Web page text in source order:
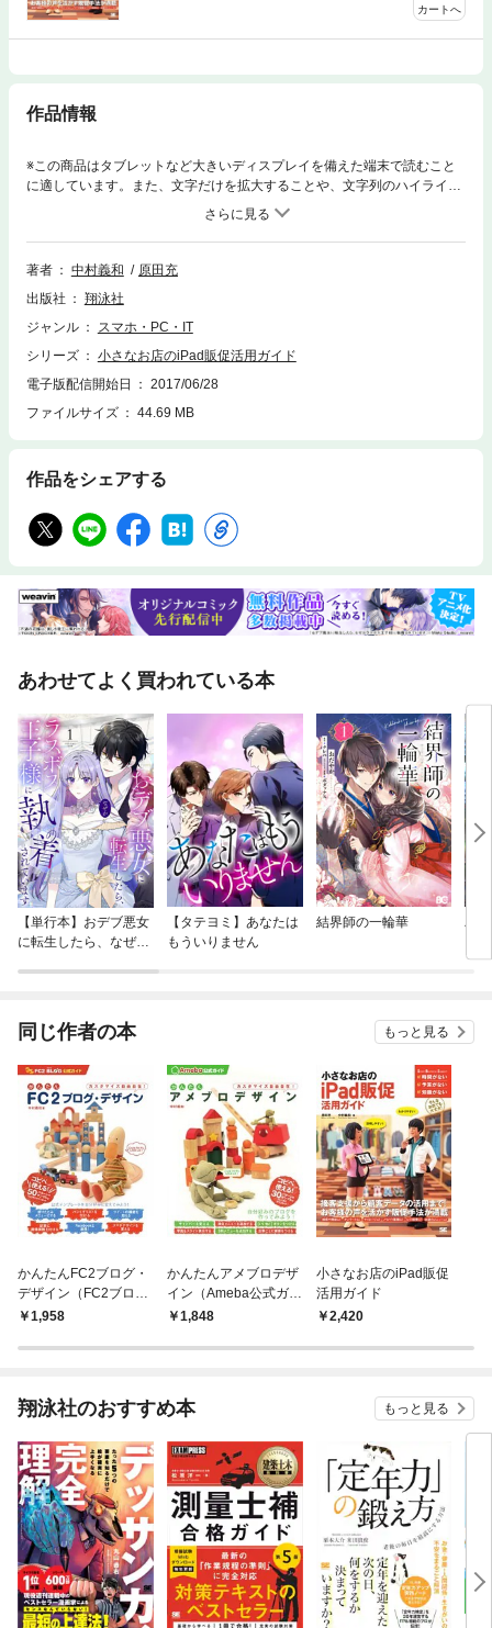
カートへ
作品情報
※この商品はタブレットなど大きいディスプレイを備えた端末で読むこと
に適しています。また、文字だけを拡大することや、文字列のハイライ
ト、検索、辞書の参照、引用などの機能が使用できません。【本電子書籍
は固定レイアウトのため7インチ以上の端末での利用を推奨しておりま
す】iPadでお客様の「生」の声をキャッチタブレット（主にiPad）の普及
に伴い、店舗での接客やアンケートリサーチそして、商品説明などに、タ
背景には、生の顧客の声や反応を拾えるツールとして多くの企業で評価さ
れ、ビジネスの現場における強力なツールとして注目されているからで
営者の方に向けて、実際に店舗販促や接客にタブレットを利用する手法を
解説した書籍です。実店舗で商品・サービスを提供する企業に向けて接客
説。実際の顧客データの集め方など、自社の商品・サービスの販促に結び
の生の声を集めて、それを分析する方法まで解説します。これ1冊で、店
を底本とし作成しました。記載内容は印刷出版当時のものです。※印刷出
版再現のため電子書籍としては不要な情報を含んでいる場合があります。
品をお買い求めください。
著者 中村義和
原田充
出版社
翔泳社
ジャンル
スマホ・PC・IT
シリーズ
小さなお店のiPad販促活用ガイド
電子版配信開始日
2017/06/28
ファイルサイズ
44.69 MB
作品をシェアする
あわせてよく買われている本
【単行本】おデブ悪女
に転生したら、なぜか
【タテヨミ】あなたは
もういりません
結界師の一輪華
バ
今
同じ作者の本 もっと見る
かんたんFC2ブログ・
デザイン（FC2ブログ
公式ガイド）
1,958
かんたんアメブロデザ
イン（Ameba公式ガイ
ド）1,848
小さなお店のiPad販促
活用ガイド
2,420
翔泳社のおすすめ本 もっと見る